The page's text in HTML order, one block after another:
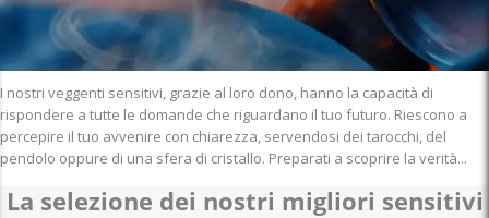
I nostri veggenti sensitivi, grazie al loro dono, hanno la capacità di
rispondere a tutte le domande che riguardano il tuo futuro. Riescono a
percepire il tuo avvenire con chiarezza, servendosi dei tarocchi, del
pendolo oppure di una sfera di cristallo. Preparati a scoprire la verità...
La selezione dei nostri migliori sensitivi